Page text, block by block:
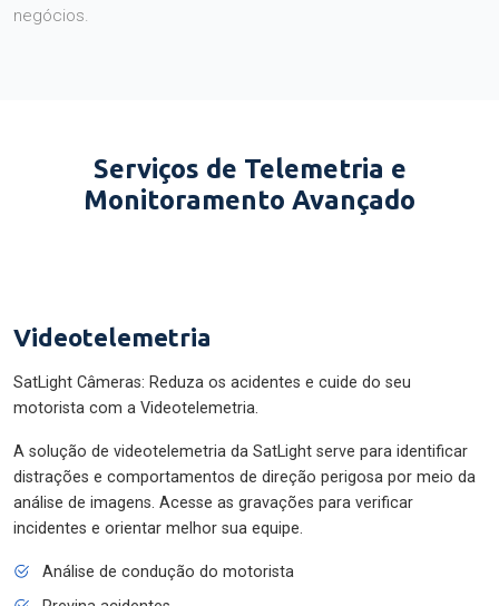
negócios.
Serviços de Telemetria e
Monitoramento Avançado
Videotelemetria
SatLight Câmeras: Reduza os acidentes e cuide do seu
motorista com a Videotelemetria.
A solução de videotelemetria da SatLight serve para identificar
distrações e comportamentos de direção perigosa por meio da
análise de imagens. Acesse as gravações para verificar
incidentes e orientar melhor sua equipe.
Análise de condução do motorista